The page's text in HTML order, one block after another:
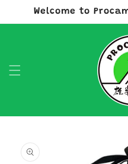
跳至內容
Welcome to
資訊